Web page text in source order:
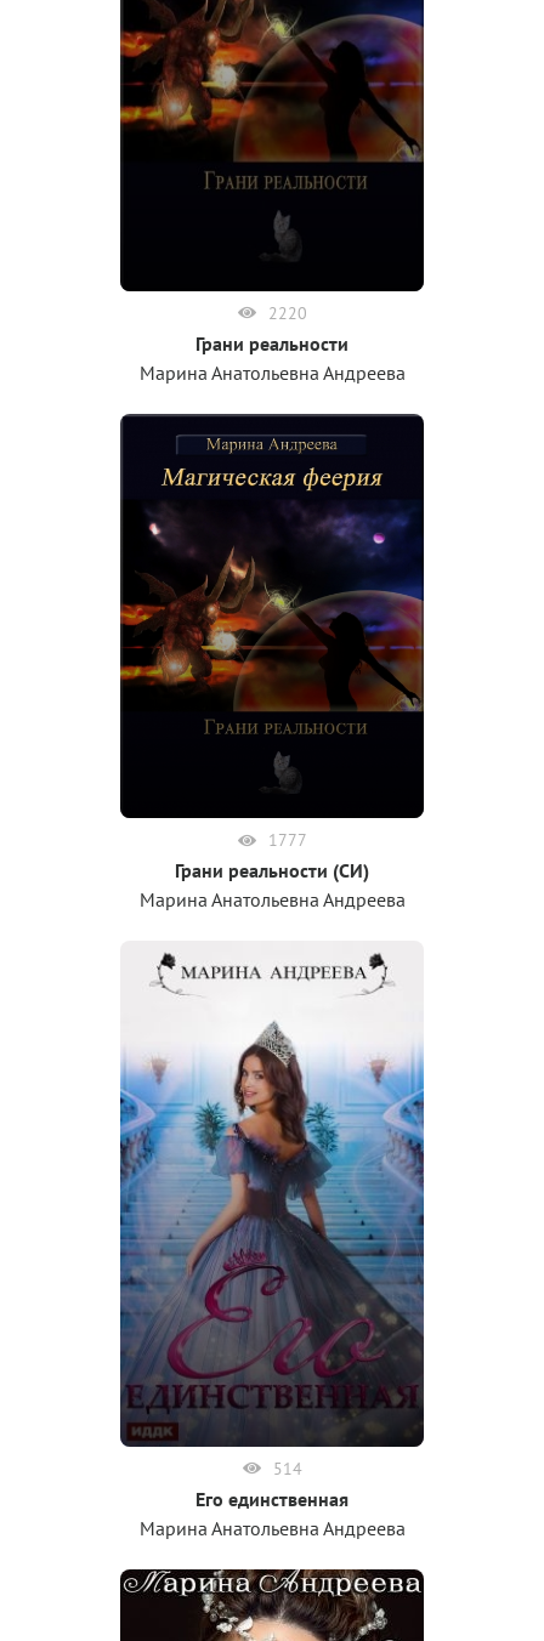
2220
Грани реальности
Марина Анатольевна Андреева
1777
Грани реальности (СИ)
Марина Анатольевна Андреева
514
Его единственная
Марина Анатольевна Андреева